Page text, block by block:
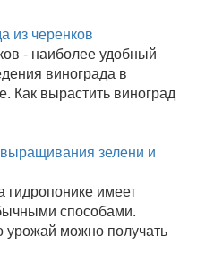
из черенков
- наиболее удобный
винограда в
Как вырастить виноград
зелени и
имеет
способами.
урожай можно получать